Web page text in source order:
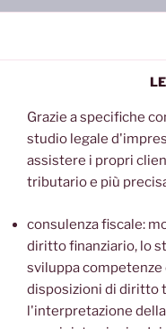
Grazie a specifiche
studio legale
assistere i propri
tributario e più
consulenza fiscale:
diritto finanziario, lo
sviluppa competenze
disposizioni di diritto
l'interpretazione